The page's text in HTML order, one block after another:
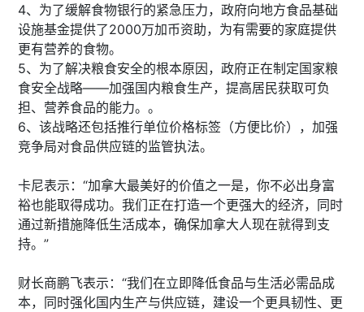
4、为了缓解食物银行的紧急压力，政府向地方食品基础
设施基金提供了2000万加币资助，为有需要的家庭提供
更有营养的食物。
5、为了解决粮食安全的根本原因，政府正在制定国家粮
食安全战略——加强国内粮食生产，提高居民获取可负
担、营养食品的能力。。
6、该战略还包括推行单位价格标签（方便比价），加强
竞争局对食品供应链的监管执法。
卡尼表示：“加拿大最美好的价值之一是，你不必出身富
裕也能取得成功。我们正在打造一个更强大的经济，同时
通过新措施降低生活成本，确保加拿大人现在就得到支
持。”
财长商鹏飞表示：“我们在立即降低食品与生活必需品成
本，同时强化国内生产与供应链，建设一个更具韧性、更